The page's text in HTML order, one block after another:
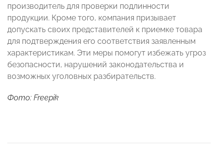
производитель для проверки подлинности
продукции. Кроме того, компания призывает
допускать своих представителей к приемке товара
для подтверждения его соответствия заявленным
характеристикам. Эти меры помогут избежать угроз
безопасности, нарушений законодательства и
возможных уголовных разбирательств.
Фото: Freepik